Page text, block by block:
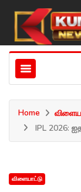
Home
IPL 2026:
விளையாட்டு